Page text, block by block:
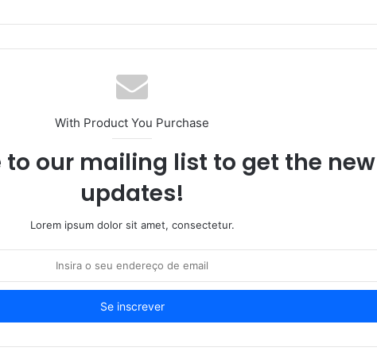
With Product You Purchase
to our mailing list to get the new
updates!
Lorem ipsum dolor sit amet, consectetur.